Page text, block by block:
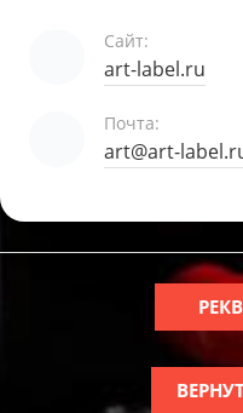
Сайт:
art-label.ru
Почта:
art@art-